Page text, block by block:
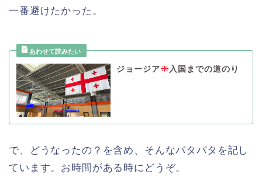
一番避けたかった。
ジョージア 入国までの道のり
で、どうなったの？を含め、そんなバタバタを記し
ています。お時間がある時にどうぞ。